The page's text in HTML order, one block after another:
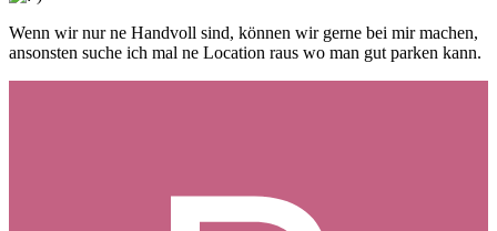
Wenn wir nur ne Handvoll sind, können wir gerne bei mir machen,
ansonsten suche ich mal ne Location raus wo man gut parken kann.